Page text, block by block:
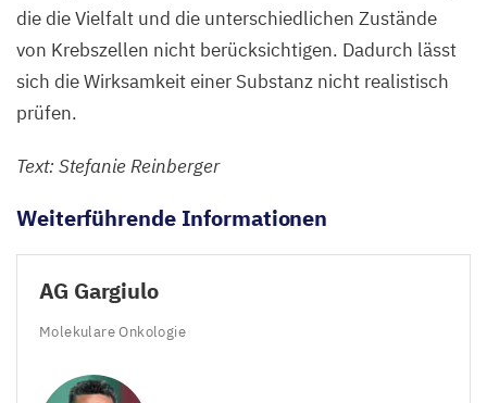
die die Vielfalt und die unterschiedlichen Zustände
von Krebszellen nicht berücksichtigen. Dadurch lässt
sich die Wirksamkeit einer Substanz nicht realistisch
prüfen.
Text: Stefanie Reinberger
Weiterführende Informationen
AG Gargiulo
Molekulare Onkologie